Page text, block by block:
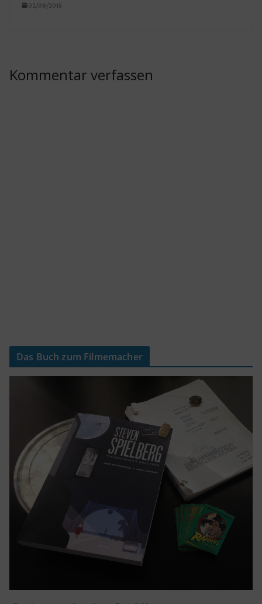
02/08/2015
Kommentar verfassen
Das Buch zum Filmemacher